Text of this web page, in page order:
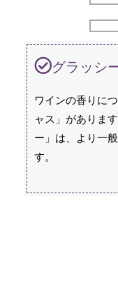
グラッシ
ワインの香りに
ャス」がありま
ー」は、より一
す。